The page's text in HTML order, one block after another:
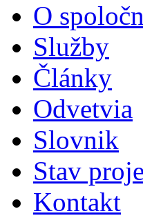
O
Služby
Články
Odvetvia
Slovnik
Stav
Kontakt